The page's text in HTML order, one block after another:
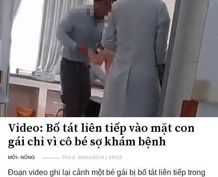
Video: Bố tát liên tiếp vào mặt con
gái chỉ vì cô bé sợ khám bệnh
MỚI- NÓNG Thứ 4, 02/01/2019 | 16:03
Đoạn video ghi lại cảnh một bé gái bị bố tát liên tiếp trong